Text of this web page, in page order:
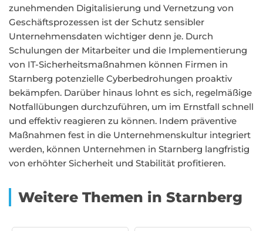
zunehmenden Digitalisierung und Vernetzung von
Geschäftsprozessen ist der Schutz sensibler
Unternehmensdaten wichtiger denn je. Durch
Schulungen der Mitarbeiter und die Implementierung
von IT-Sicherheitsmaßnahmen können Firmen in
Starnberg potenzielle Cyberbedrohungen proaktiv
bekämpfen. Darüber hinaus lohnt es sich, regelmäßige
Notfallübungen durchzuführen, um im Ernstfall schnell
und effektiv reagieren zu können. Indem präventive
Maßnahmen fest in die Unternehmenskultur integriert
werden, können Unternehmen in Starnberg langfristig
von erhöhter Sicherheit und Stabilität profitieren.
Weitere Themen in Starnberg